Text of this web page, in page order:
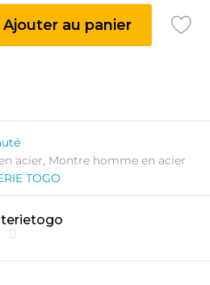
Ajouter au panier
acier, Montre homme en acier
TOGO